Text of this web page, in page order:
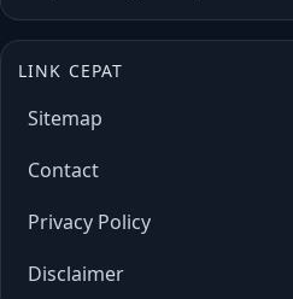
LINK CEPAT
Sitemap
Contact
Privacy Policy
Disclaimer